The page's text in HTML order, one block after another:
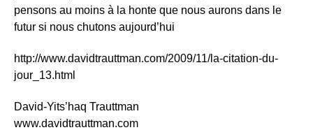
pensons au moins à la honte que nous aurons dans le
futur si nous chutons aujourd’hui
http://www.davidtrauttman.com/2009/11/la-citation-du-
jour_13.html
David-Yits’haq Trauttman
www.davidtrauttman.com